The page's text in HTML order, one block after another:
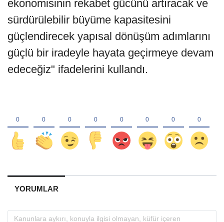
ekonomisinin rekabet gücünü artıracak ve
sürdürülebilir büyüme kapasitesini
güçlendirecek yapısal dönüşüm adımlarını
güçlü bir iradeyle hayata geçirmeye devam
edeceğiz" ifadelerini kullandı.
YORUMLAR